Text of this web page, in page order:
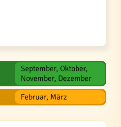
September, Oktober,
November, Dezember
Februar, März